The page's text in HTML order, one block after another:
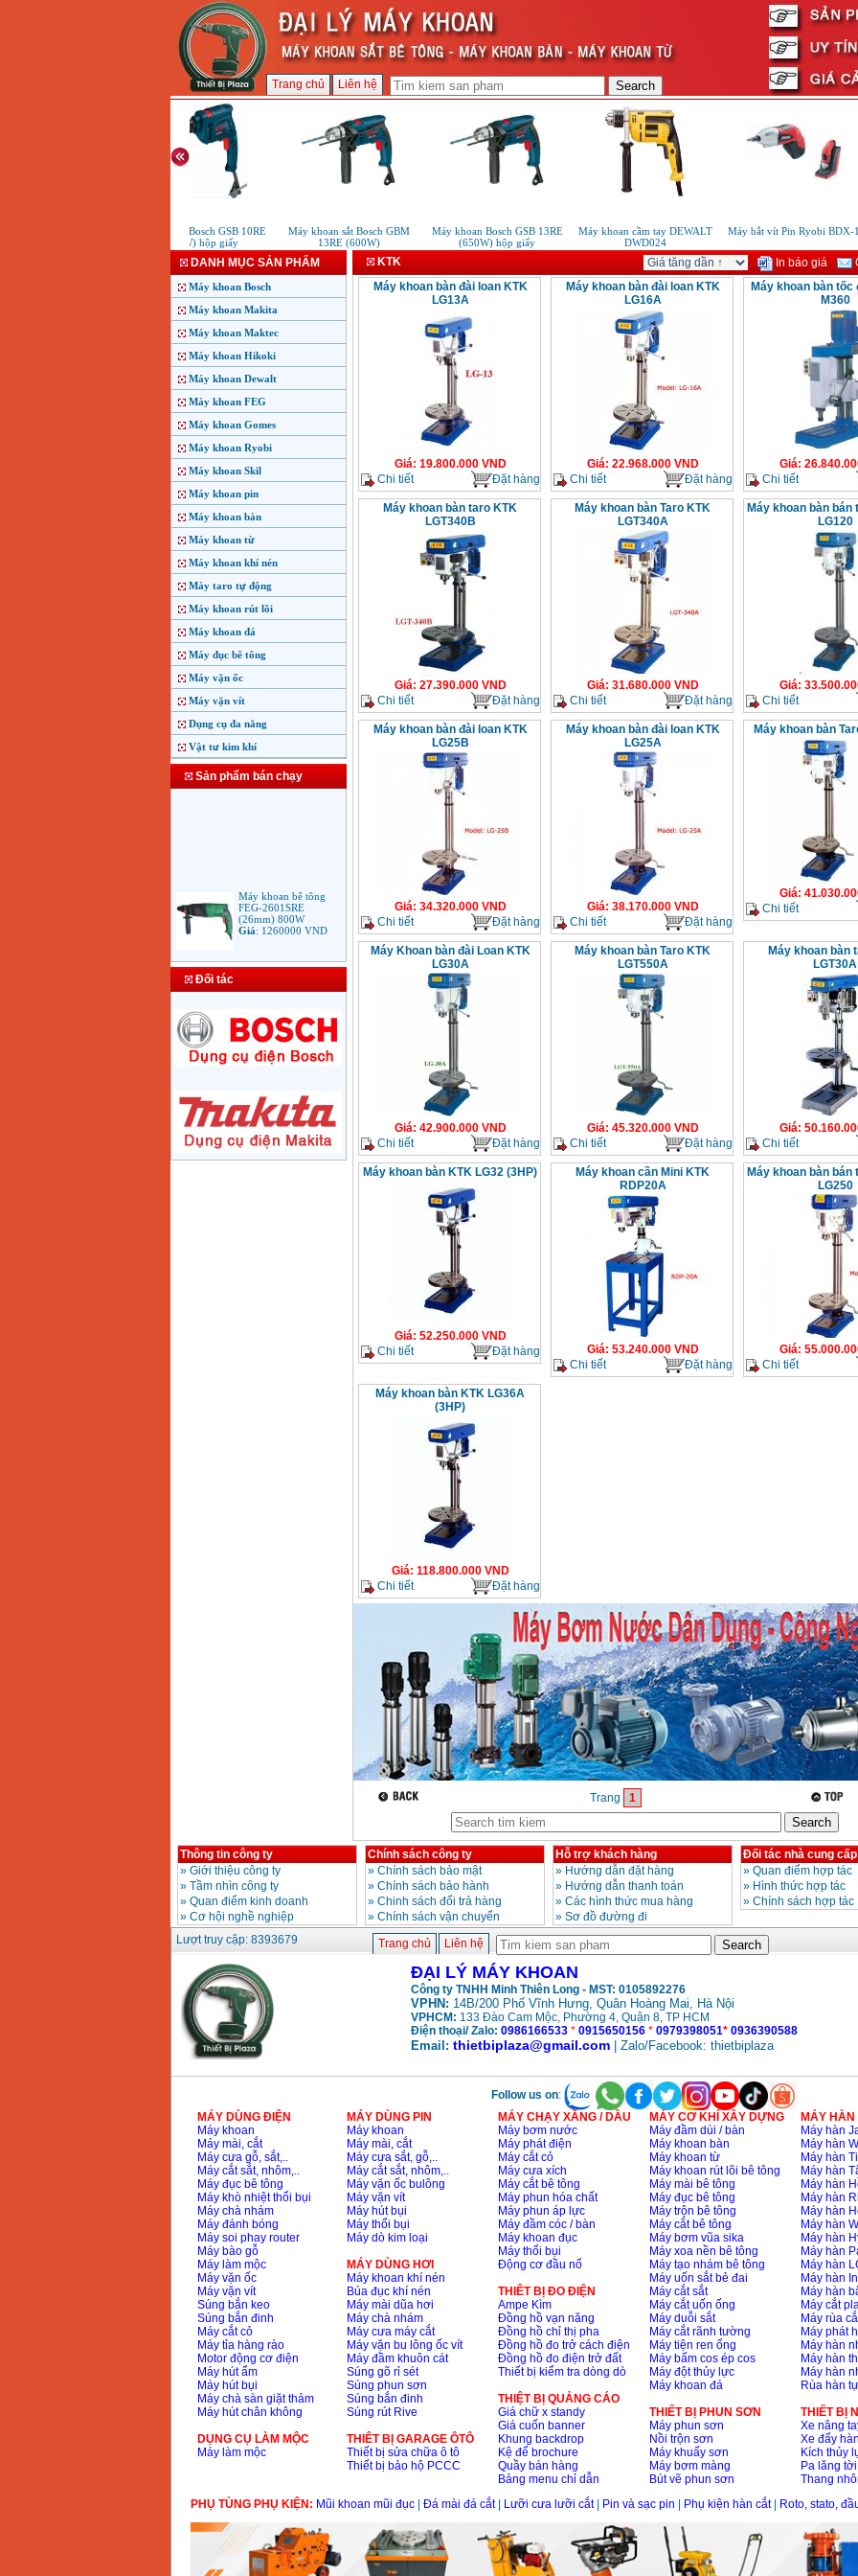
Trang chủ Liên hệ
Máy khoan Bosch GSB 10RE
(500W) hộp giấy
Máy khoan sắt Bosch GBM
13RE (600W)
Máy khoan Bosch GSB 13RE
(650W) hộp giấy
Máy khoan cầm tay DEWALT
DWD024
Máy bắt vít Pin Ryobi BDX-1
DANH MỤC SẢN PHẨM
Máy khoan Bosch
Máy khoan Makita
Máy khoan Maktec
Máy khoan Hikoki
Máy khoan Dewalt
Máy khoan FEG
Máy khoan Gomes
Máy khoan Ryobi
Máy khoan Skil
Máy khoan pin
Máy khoan bàn
Máy khoan từ
Máy khoan khí nén
Máy taro tự động
Máy khoan rút lõi
Máy khoan đá
Máy đục bê tông
Máy vặn ốc
Máy vặn vít
Dụng cụ đa năng
Vật tư kim khí
Sản phẩm bán chạy
FEG-2601SRE
(26mm) 800W
Giá:1260000VND
Bảng giá mũi khoan
Giá:330000VND
Máy Khoan Bosch
GSB 16RE (750W)
GSB 13RE hộp nhựa
Đối tác
KTK In báo giá
Máy khoan bàn đài loan KTK
LG13A
Giá: 19.800.000VND
Chi tiết
Đặt hàng
Máy khoan bàn đài loan KTK
LG16A
Giá: 22.968.000VND
Chi tiết
Đặt hàng
Máy khoan bàn tốc
M360
Giá:
Chi tiết
Máy khoan bàn taro KTK
LGT340B
Giá: 27.390.000VND
Chi tiết
Đặt hàng
Máy khoan bàn Taro KTK
LGT340A
Giá: 31.680.000VND
Chi tiết
Đặt hàng
Máy khoan bàn bán
LG120
Giá:
Chi tiết
Máy khoan bàn đài loan KTK
LG25B
Giá: 34.320.000VND
Chi tiết
Đặt hàng
Máy khoan bàn đài loan KTK
LG25A
Giá: 38.170.000VND
Chi tiết
Đặt hàng
Máy khoan bàn
Giá:
Chi tiết
Máy Khoan bàn đài Loan KTK
LG30A
Giá: 42.900.000VND
Chi tiết
Đặt hàng
Máy khoan bàn Taro KTK
LGT550A
Giá: 45.320.000VND
Chi tiết
Đặt hàng
Máy khoan bàn
LGT30A
Giá:
Chi tiết
Máy khoan bàn KTK LG32 (3HP)
Giá: 52.250.000VND
Chi tiết
Đặt hàng
Máy khoan cần Mini KTK
RDP20A
Giá: 53.240.000VND
Chi tiết
Đặt hàng
Máy khoan bàn bán
LG250
Giá:
Chi tiết
Máy khoan bàn KTK LG36A
(3HP)
Giá: 118.800.000VND
Chi tiết
Đặt hàng
Trang 1
Thông tin công ty
» Giới thiệu công ty
» Tầm nhìn công ty
» Quan điểm kinh doanh
» Cơ hội nghề nghiệp
Chính sách công ty
» Chính sách bảo mật
» Chính sách bảo hành
» Chinh sách đổi trả hàng
» Chính sách vận chuyển
Hỗ trợ khách hàng
» Hướng dẫn đặt hàng
» Hướng dẫn thanh toán
» Các hình thức mua hàng
» Sơ đồ đường đi
Đối tác nhà cung cấp
» Quan điểm hợp tác
» Hình thức hợp tác
» Chính sách hợp tác
Lượt truy cập: 8393679 Trang chủ Liên hệ
ĐẠI LÝ MÁY KHOAN
Công ty TNHH Minh Thiên Long - MST: 0105892276
VPHN: 14B/200 Phố Vĩnh Hưng, Quân Hoàng Mai, Hà Nội
VPHCM: 133 Đào Cam Mộc, Phường 4, Quận 8, TP HCM
Điện thoại/ Zalo: 0986166533 * 0915650156* 0979398051* 0936390588
Email: thietbiplaza@gmail.com| Zalo/Facebook: thietbiplaza
Follow us on:
MÁY DÙNG ĐIỆN
Máy khoan
Máy mài, cắt
Máy cưa gỗ, sắt,..
Máy cắt sắt, nhôm,..
Máy đục bê tông
Máy khò nhiệt thổi bụi
Máy chà nhám
Máy đánh bóng
Máy soi phay router
Máy bào gỗ
Máy làm mộc
Máy vặn ốc
Máy vặn vít
Súng bắn keo
Súng bắn đinh
Máy cắt cỏ
Máy tỉa hàng rào
Motor động cơ điện
Máy hút ẩm
Máy hút bụi
Máy chà sàn giặt thảm
Máy hút chân không
DỤNG CỤ LÀM MỘC
Máy làm mộc
MÁY DÙNG PIN
Máy khoan
Máy mài, cắt
Máy cưa sắt, gỗ,..
Máy cắt sắt, nhôm,..
Máy vặn ốc bulông
Máy vặn vít
Máy hút bụi
Máy thổi bụi
Máy dò kim loại
MÁY DÙNG HƠI
Máy khoan khí nén
Búa đục khí nén
Máy mài dũa hơi
Máy chà nhám
Máy cưa máy cắt
Máy vặn bu lông ốc vít
Máy đầm khuôn cát
Súng gõ rỉ sét
Súng phun sơn
Súng bắn đinh
Súng rút Rive
THIÊT BỊ GARAGE ÔTÔ
Thiết bị sửa chữa ô tô
Thiết bị bảo hộ PCCC
MÁY CHẠY XĂNG / DẦU
Máy bơm nước
Máy phát điện
Máy cắt cỏ
Máy cưa xích
Máy cắt bê tông
Máy phun hóa chất
Máy phun áp lực
Máy đầm cóc / bàn
Máy khoan đục
Máy thổi bụi
Động cơ đầu nổ
THIÊT BỊ ĐO ĐIỆN
Ampe Kìm
Đồng hồ vạn năng
Đồng hồ chỉ thị pha
Đồng hồ đo trở cách điện
Đồng hồ đo điện trở đất
Thiết bị kiểm tra dòng dò
THIỆT BỊ QUẢNG CÁO
Giá chữ x standy
Giá cuốn banner
Khung backdrop
Kệ để brochure
Quầy bán hàng
Bảng menu chỉ dẫn
MÁY CƠ KHÍ XÂY DỰNG
Máy đầm dùi / bàn
Máy khoan bàn
Máy khoan từ
Máy khoan rút lõi bê tông
Máy mài bê tông
Máy đục bê tông
Máy trộn bê tông
Máy cắt bê tông
Máy bơm vũa sika
Máy xoa nền bê tông
Máy tạo nhám bê tông
Máy uốn sắt bẻ đai
Máy cắt sắt
Máy cắt uốn ống
Máy duỗi sắt
Máy cắt rãnh tường
Máy tiện ren ống
Máy bấm cos ép cos
Máy đột thủy lực
Máy khoan đá
THIẾT BỊ PHUN SƠN
Máy phun sơn
Nồi trộn sơn
Máy khuấy sơn
Máy bơm màng
Bút vẽ phun sơn
MÁY HÀN
Máy hàn
Máy hàn
Máy hàn
Máy hàn
Máy hàn
Máy hàn
Máy hàn
Máy hàn
Máy hàn
Máy hàn
Máy hàn
Máy hàn
Máy hàn
Máy cắt
Máy rùa
Máy phát
Máy hàn
Máy hàn
Máy hàn
Rùa hàn
THIẾT BỊ
Xe nâng
Xe đẩy
Kích thủy
Pa lăng
Thang
PHỤ TÙNG PHỤ KIỆN: Mũi khoan mũi đục| Đá mài đá cắt| Lưỡi cưa lưỡi cắt| Pin và sạc pin Phụ kiện hàn cắt| Roto, stato,